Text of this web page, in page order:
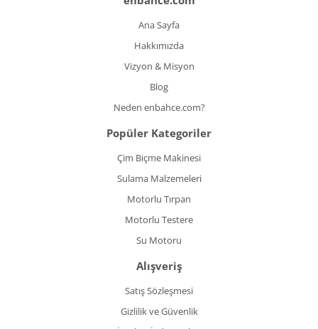
Ana Sayfa
Hakkımızda
Vizyon & Misyon
Blog
Neden enbahce.com?
Popüler Kategoriler
Çim Biçme Makinesi
Sulama Malzemeleri
Motorlu Tırpan
Motorlu Testere
Su Motoru
Alışveriş
Satış Sözleşmesi
Gizlilik ve Güvenlik